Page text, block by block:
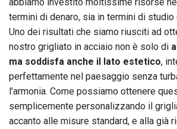
termini di denaro, sia in termini di
Uno dei risultati che siamo riusciti ad
nostro grigliato in acciaio non è solo di
ma soddisfa anche il lato estetico,
perfettamente nel paesaggio senza
l’armonia. Come possiamo ottenere
semplicemente personalizzando il
accanto alle misure standard, e alla già